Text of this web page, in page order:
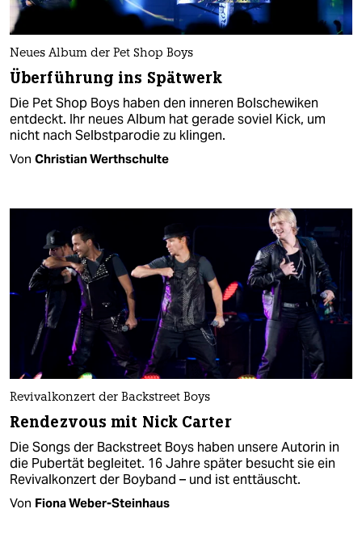
Neues Album der Pet Shop Boys
Überführung ins Spätwerk
Die Pet Shop Boys haben den inneren Bolschewiken
entdeckt. Ihr neues Album hat gerade soviel Kick, um
nicht nach Selbstparodie zu klingen.
Von Christian Werthschulte
Revivalkonzert der Backstreet Boys
Rendezvous mit Nick Carter
Die Songs der Backstreet Boys haben unsere Autorin in
die Pubertät begleitet. 16 Jahre später besucht sie ein
Revivalkonzert der Boyband – und ist enttäuscht.
Von Fiona Weber-Steinhaus